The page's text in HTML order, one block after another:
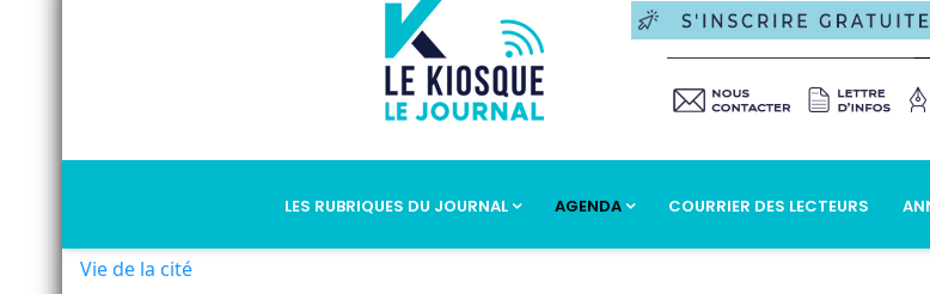
LES RUBRIQUES DU JOURNAL AGENDA COURRIER DES LECTEURS
Vie de la cité